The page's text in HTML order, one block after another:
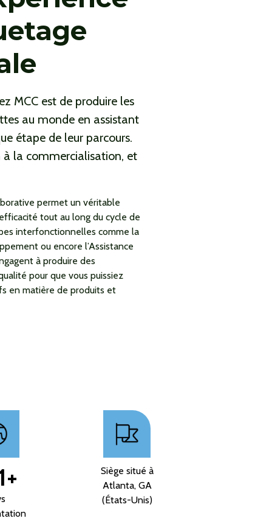
MCC est de produire les
au monde en assistant
étape de leur parcours.
à la commercialisation, et
permet un véritable
tout au long du cycle de
interfonctionnelles comme la
ou encore l’Assistance
à produire des
pour que vous puissiez
en matière de produits et
+
Siège situé à
Atlanta, GA
(États-Unis)